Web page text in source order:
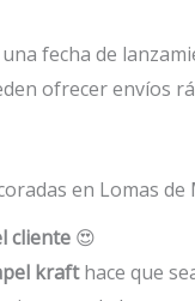
fecha de
ofrecer envíos
en Lomas de
cliente 😍
krafthace que